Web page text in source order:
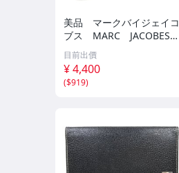
美品 マークバイジェイコ
ブス MARC JACOBES
二つ折り財布 パスケース
付き リザード調 ブラッ
ク YS-320
目前出價
¥ 4,400
($919)